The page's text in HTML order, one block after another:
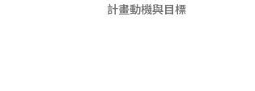
計畫動機與目標